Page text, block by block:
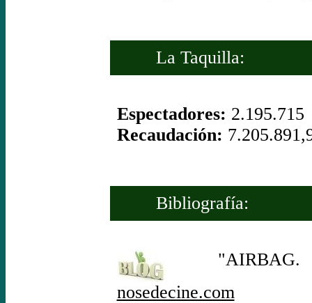
La Taquilla:
Espectadores: 2.195.715
Recaudación:
Bibliografía:
"AIRBAG. El
nosedecine.com